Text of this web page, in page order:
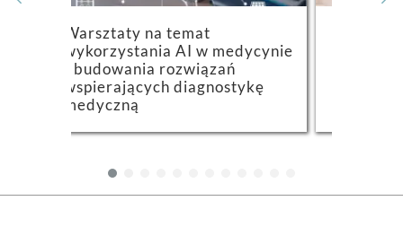
na temat
AI w medycynie
rozwiązań
diagnostykę
Anonimizacja danych
osobowych w nagraniach z
monitoringu, wideo,
dokumentach i obrazach